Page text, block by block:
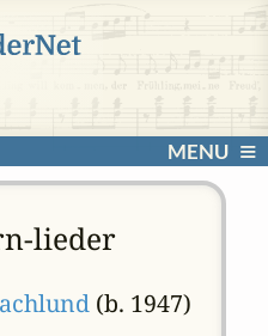
MENU
lieder
(b. 1947)